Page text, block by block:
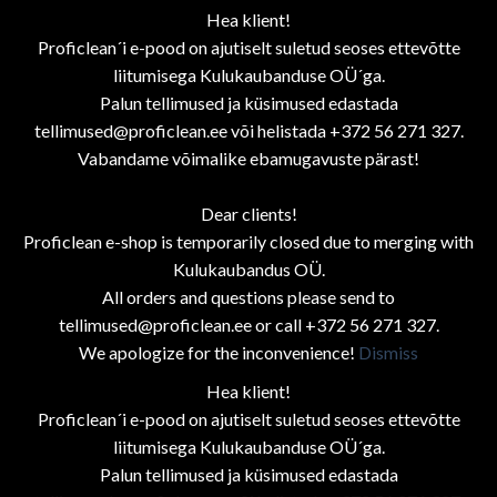
Hea klient!
Proficlean´i e-pood on ajutiselt suletud seoses ettevõtte
liitumisega Kulukaubanduse OÜ´ga.
Palun tellimused ja küsimused edastada
tellimused@proficlean.ee või helistada +372 56 271 327.
Vabandame võimalike ebamugavuste pärast!
Dear clients!
Proficlean e-shop is temporarily closed due to merging with
Kulukaubandus OÜ.
All orders and questions please send to
tellimused@proficlean.ee or call +372 56 271 327.
We apologize for the inconvenience! Dismiss
Hea klient!
Proficlean´i e-pood on ajutiselt suletud seoses ettevõtte
liitumisega Kulukaubanduse OÜ´ga.
Palun tellimused ja küsimused edastada